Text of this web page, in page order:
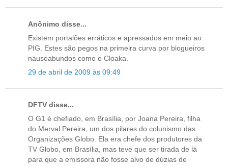
Anônimo disse...
Existem portalões erráticos e apressados em meio ao
PIG. Estes são pegos na primeira curva por blogueiros
nauseabundos como o Cloaka.
29 de abril de 2009 às 09:49
DFTV disse...
O G1 é chefiado, em Brasília, por Joana Pereira, filha
do Merval Pereira, um dos pilares do colunismo das
Organizações Globo. Ela era chefe dos produtores da
TV Globo, em Brasília, mas teve que ser tirada de lá
para que a emissora não fosse alvo de dúzias de